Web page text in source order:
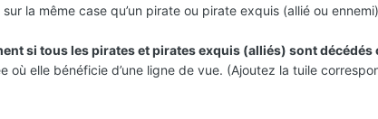
la même case qu’un pirate ou pirate exquis (allié ou
si tous les pirates et pirates exquis (alliés) sont décédés
où elle bénéficie d’une ligne de vue. (Ajoutez la tuile